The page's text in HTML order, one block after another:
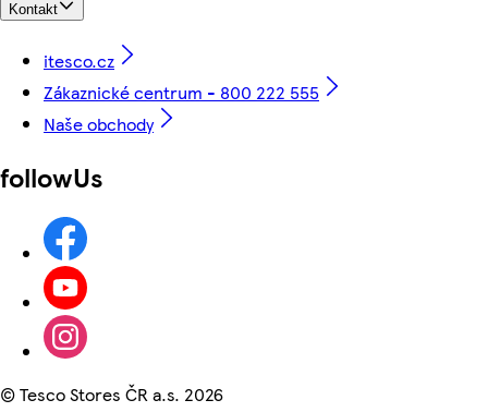
Kontakt
itesco.cz
Zákaznické centrum - 800 222 555
Naše obchody
followUs
©Tesco Stores ČR a.s. 2026